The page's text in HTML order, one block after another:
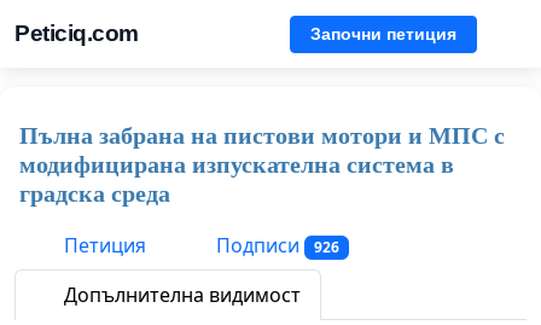
Peticiq.com Започни петиция
Пълна забрана на пистови мотори и МПС с
модифицирана изпускателна система в
градска среда
Петиция
Подписи 926
Допълнителна видимост